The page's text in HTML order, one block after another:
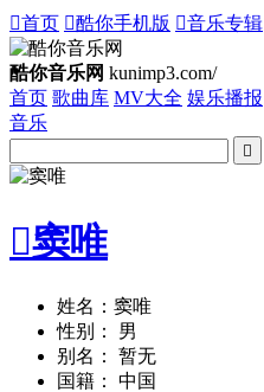
首页 酷你手机版 音乐专辑
酷你音乐网 kunimp3.com/
首页 歌曲库 MV大全 娱乐播报
音乐

窦唯
姓名：窦唯
性别： 男
别名： 暂无
国籍： 中国